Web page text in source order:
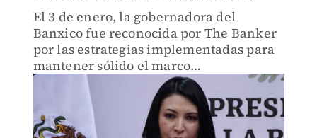
El 3 de enero, la gobernadora del
Banxico fue reconocida por The Banker
por las estrategias implementadas para
mantener sólido el marco
macroeconómico.